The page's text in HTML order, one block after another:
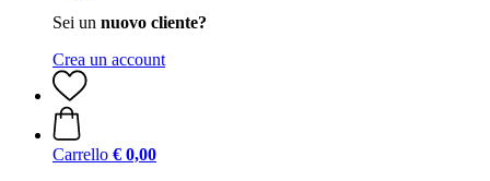
Sei un nuovo cliente?
Crea un account
Carrello € 0,00